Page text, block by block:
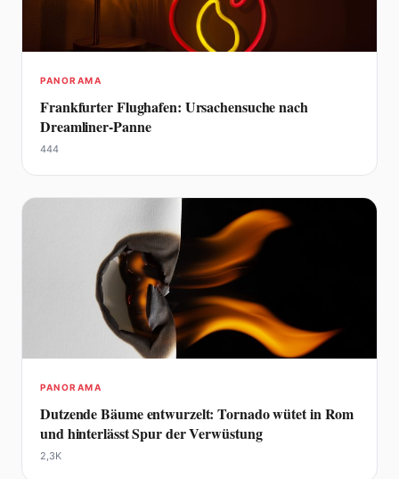
PANORAMA
Frankfurter Flughafen: Ursachensuche nach
Dreamliner-Panne
444
PANORAMA
Dutzende Bäume entwurzelt: Tornado wütet in Rom
und hinterlässt Spur der Verwüstung
2,3K